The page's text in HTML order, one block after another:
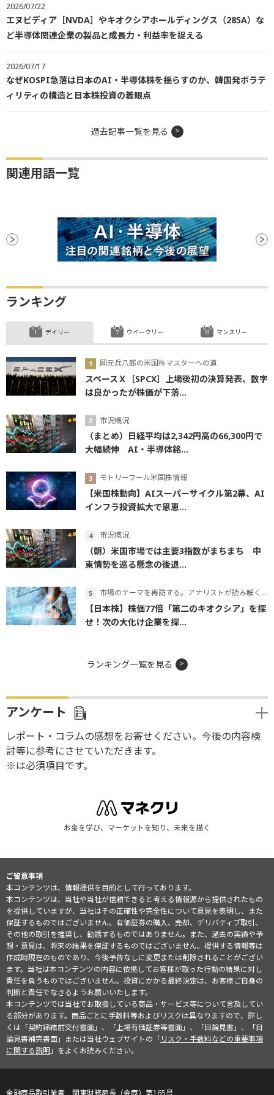
2026/07/22
エヌビディア［NVDA］やキオクシアホールディングス（285A）な
ど半導体関連企業の製品と成長力・利益率を捉える
2026/07/17
なぜKOSPI急落は日本のAI・半導体株を揺らすのか、韓国発ボラテ
ィリティの構造と日本株投資の着眼点
過去記事一覧を見る
関連用語一覧
ランキング
デイリー
岡元兵八郎の米国株マスターへの道
スペースＸ［SPCX］上場後初の決算発表、数字
は良かったが株価が下落...
市況概況
（まとめ）日経平均は2,342円高の66,300円で
大幅続伸 AI・半導体銘...
モトリーフール米国株情報
【米国株動向】AIスーパーサイクル第2幕、AI
インフラ投資拡大で恩恵...
市況概況
（朝）米国市場では主要3指数がまちまち 中
東情勢を巡る懸念の後退...
市場のテーマを再訪する。アナリストが読み解くテーマの本質
【日本株】株価77倍「第二のキオクシア」を探
せ！次の大化け企業を探...
ウイークリー マンスリー
ランキング一覧を見る
アンケート
レポート・コラムの感想をお寄せください。今後の内容検
討等に参考にさせていただきます。
※は必須項目です。
お金を学び、マーケットを知り、未来を描く
ご留意事項
本コンテンツは、情報提供を目的として行っております。
本コンテンツは、当社や当社が信頼できると考える情報源から提供されたもの
を提供していますが、当社はその正確性や完全性について意見を表明し、また
保証するものではございません。有価証券の購入、売却、デリバティブ取引、
その他の取引を推奨し、勧誘するものではありません。また、過去の実績や予
想・意見は、将来の結果を保証するものではございません。提供する情報等は
作成時現在のものであり、今後予告なしに変更または削除されることがござい
ます。当社は本コンテンツの内容に依拠してお客様が取った行動の結果に対し
責任を負うものではございません。投資にかかる最終決定は、お客様ご自身の
判断と責任でなさるようお願いいたします。
本コンテンツでは当社でお取扱している商品・サービス等について言及してい
る部分があります。商品ごとに手数料等およびリスクは異なりますので、詳し
くは「契約締結前交付書面」、「上場有価証券等書面」、「目論見書」、「目
論見書補完書面」または当社ウェブサイトの「リスク・手数料などの重要事項
に関する説明」をよくお読みください。
金融商品取引業者 関東財務局長（金商）第165号